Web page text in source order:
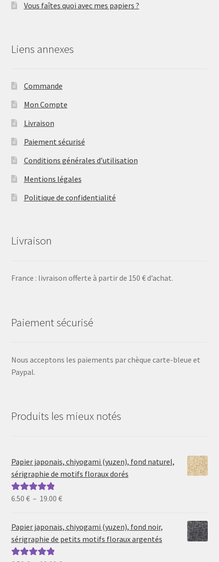
Vous faîtes quoi avec mes papiers ?
Liens annexes
Commande
Mon Compte
Livraison
Paiement sécurisé
Conditions générales d’utilisation
Mentions légales
Politique de confidentialité
Livraison
France : livraison offerte à partir de 150 € d’achat.
Paiement sécurisé
Nous acceptons les paiements par chèque carte-bleue et
Paypal.
Produits les mieux notés
Papier japonais, chiyogami (yuzen), fond naturel,
sérigraphie de motifs floraux dorés
Note5.00sur
6.50 € – 19.00 €Plage
prix :
6.50 €
19.00 €
Papier japonais, chiyogami (yuzen), fond noir,
sérigraphie de petits motifs floraux argentés